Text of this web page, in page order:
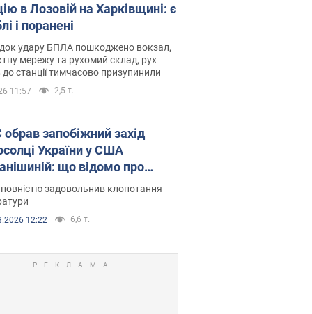
в Лозовій на Харківщині: є
і поранені
удару БПЛА пошкоджено вокзал,
мережу та рухомий склад, рух
до станції тимчасово призупинили
11:57 2,5 т.
захід
України у США
що відомо про
задовольнив клопотання
12:22 6,6 т.